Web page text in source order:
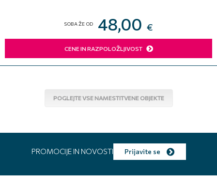
SOBA ŽE OD 48,00 €
CENE IN RAZPOLOŽLJIVOST
POGLEJTE VSE NAMESTITVENE OBJEKTE
PROMOCIJE IN NOVOSTI Prijavite se